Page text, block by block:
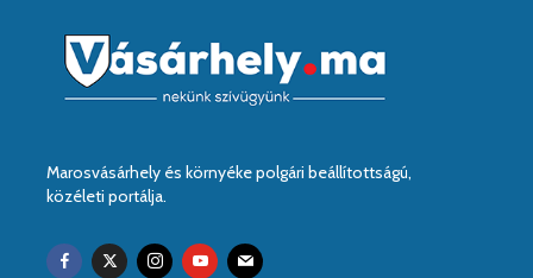
Marosvásárhely és környéke polgári beállítottságú,
közéleti portálja.